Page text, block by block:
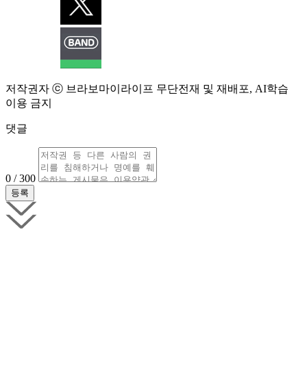
저작권자 ⓒ 브라보마이라이프 무단전재 및 재배포, AI학습
이용 금지
댓글
0 / 300